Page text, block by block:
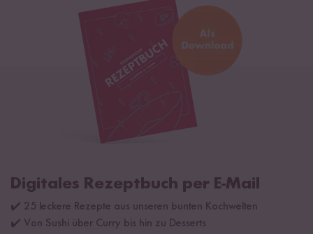
Digitales Rezeptbuch per E-Mail
✔️ 25 leckere Rezepte aus unseren bunten Kochwelten
✔️ Von Sushi über Curry bis hin zu Desserts